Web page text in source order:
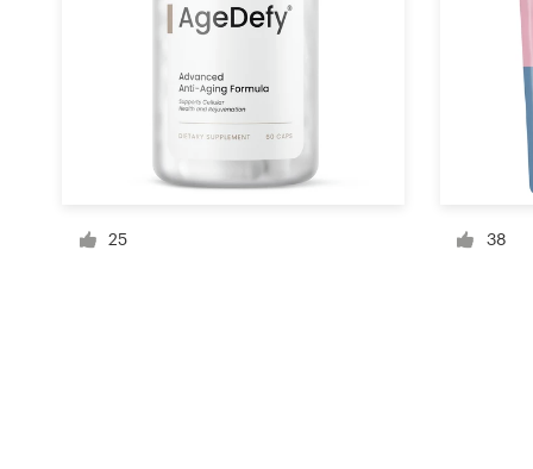
25 38
Hágase diseñador